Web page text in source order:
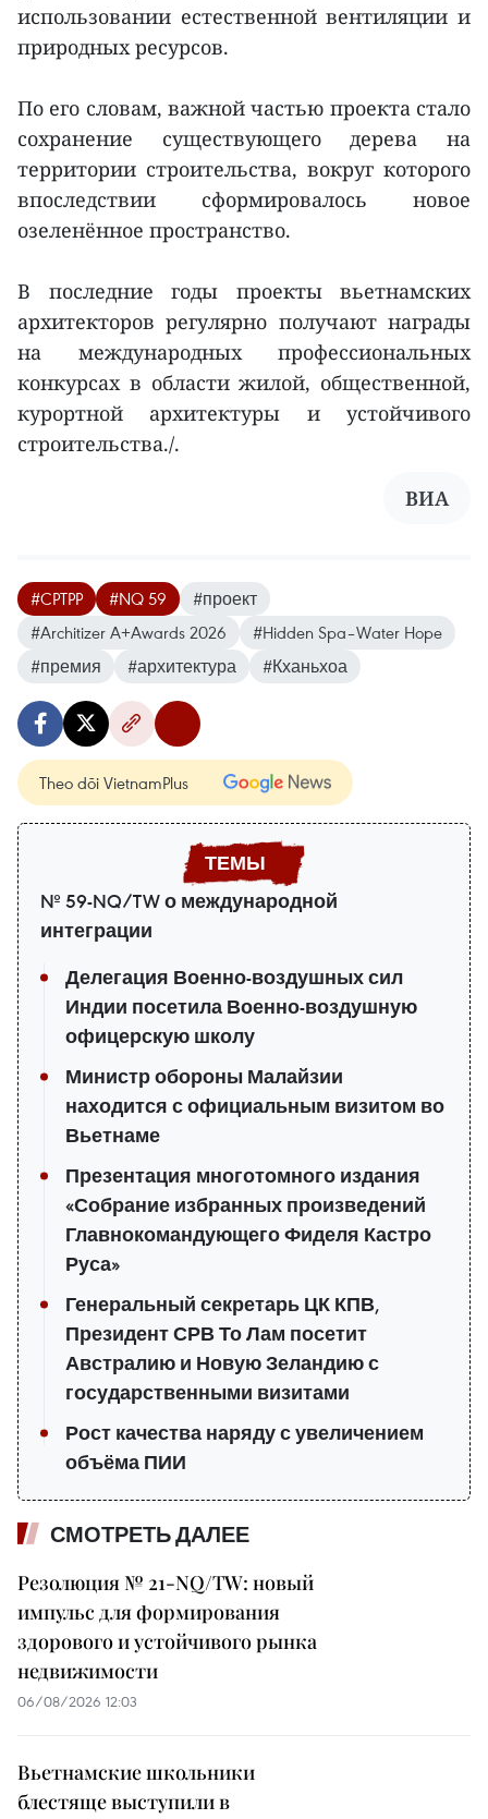
использовании естественной вентиляции и
природных ресурсов.
По его словам, важной частью проекта стало
сохранение существующего дерева на
территории строительства, вокруг которого
впоследствии сформировалось новое
озеленённое пространство.
В последние годы проекты вьетнамских
архитекторов регулярно получают награды
на международных профессиональных
конкурсах в области жилой, общественной,
курортной архитектуры и устойчивого
строительства./.
ВИА
#CPTPP #NQ 59
#проект
#Architizer A+Awards 2026
#Hidden Spa–Water Hope
#премия
#архитектура #Кханьхоа
Theo dõi VietnamPlus
№ 59-NQ/TW о международной
интеграции
Делегация Военно-воздушных сил
Индии посетила Военно-воздушную
офицерскую школу
Министр обороны Малайзии
находится с официальным визитом во
Вьетнаме
Презентация многотомного издания
«Собрание избранных произведений
Главнокомандующего Фиделя Кастро
Руса»
Генеральный секретарь ЦК КПВ,
Президент СРВ То Лам посетит
Австралию и Новую Зеландию с
государственными визитами
Рост качества наряду с увеличением
объёма ПИИ
СМОТРЕТЬ ДАЛЕЕ
Резолюция № 21-NQ/TW: новый
импульс для формирования
здорового и устойчивого рынка
недвижимости
06/08/2026 12:03
Вьетнамские школьники
блестяще выступили в